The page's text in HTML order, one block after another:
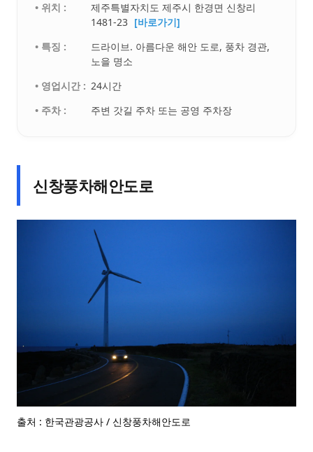
• 위치 :
제주특별자치도 제주시 한경면 신창리
1481-23 [바로가기]
• 특징 :
드라이브. 아름다운 해안 도로, 풍차 경관,
노을 명소
• 영업시간 : 24시간
• 주차 :
주변 갓길 주차 또는 공영 주차장
신창풍차해안도로
출처 : 한국관광공사 / 신창풍차해안도로